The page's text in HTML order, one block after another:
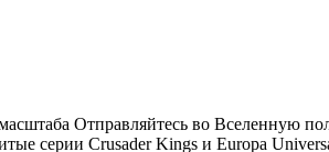
масштаба Отправляйтесь во Вселенную
серии Crusader Kings и Europa